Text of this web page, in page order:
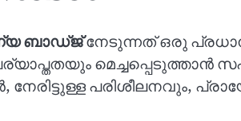
ബാഡ്ജ്നേടുന്നത് ഒരു
മെച്ചപ്പെടുത്താൻ
പരിശീലനവും,